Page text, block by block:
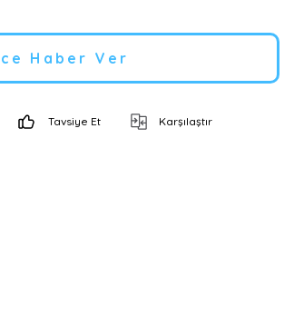
Haber Ver
Tavsiye Et Karşılaştır